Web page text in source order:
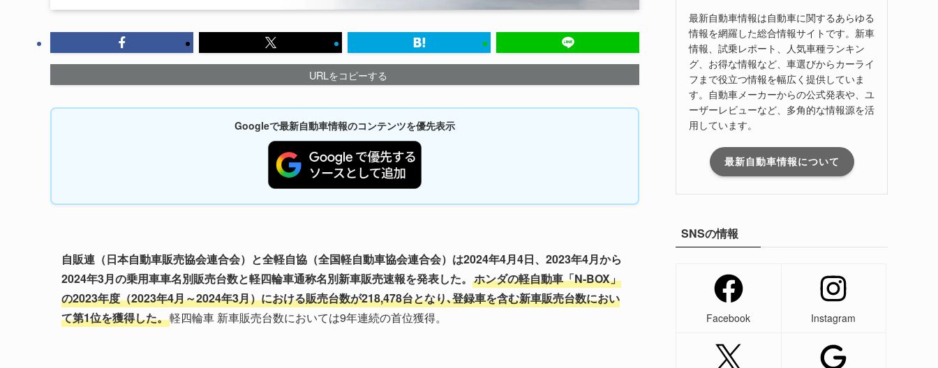
URLをコピーする
Googleで最新自動車情報のコンテンツを優先表示
自販連（日本自動車販売協会連合会）と全軽自協（全国軽自動車協会連合会）は2024年4月4日、2023年4月から
2024年3月の乗用車車名別販売台数と軽四輪車通称名別新車販売速報を発表した。 ホンダの軽自動車「N-BOX」
の2023年度（2023年4月～2024年3月）における販売台数が218,478台となり､登録車を含む新車販売台数におい
て第1位を獲得した。軽四輪車 新車販売台数においては9年連続の首位獲得。
最新自動車情報は自動車に関するあらゆる
情報を網羅した総合情報サイトです。新車
情報、試乗レポート、人気車種ランキン
グ、お得な情報など、車選びからカーライ
フまで役立つ情報を幅広く提供していま
す。自動車メーカーからの公式発表や、ユ
ーザーレビューなど、多角的な情報源を活
用しています。
最新自動車情報について
SNSの情報
Facebook Instagram